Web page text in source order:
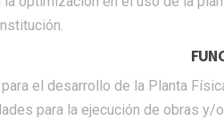
el desarrollo de la Planta
para la ejecución de obras